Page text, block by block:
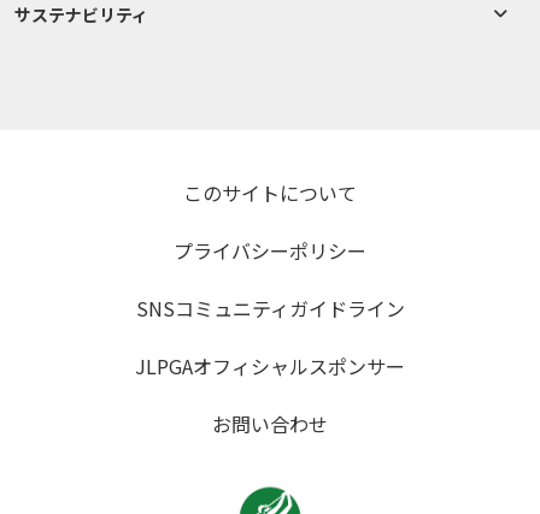
サステナビリティ
このサイトについて
プライバシーポリシー
SNSコミュニティガイドライン
JLPGAオフィシャルスポンサー
お問い合わせ